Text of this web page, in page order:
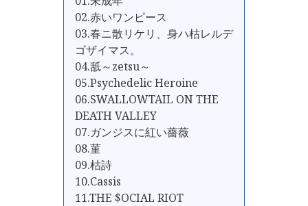
02.赤いワンピース
03.春ニ散リケリ、身ハ枯レルデ
ゴザイマス。
04.舐～zetsu～
05.Psychedelic Heroine
06.SWALLOWTAIL ON THE
DEATH VALLEY
07.ガンジスに紅い薔薇
08.菫
09.枯詩
10.Cassis
11.THE $OCIAL RIOT